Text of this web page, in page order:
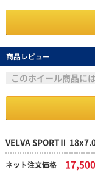
商品レビュー
このホイール商品に
VELVA SPORTⅡ
ネット注文価格 17,500